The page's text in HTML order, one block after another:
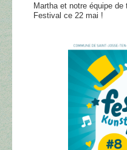
Martha et notre équipe
Festival ce 22 mai !